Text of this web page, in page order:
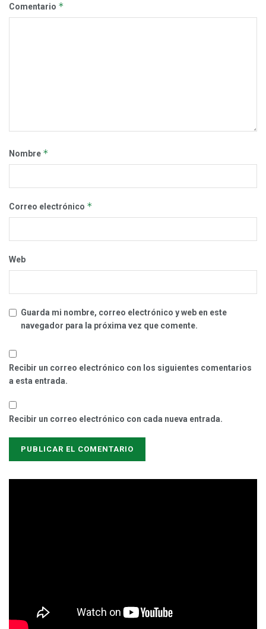
Comentario *
Nombre *
Correo electrónico *
Web
Guarda mi nombre, correo electrónico y web en este
navegador para la próxima vez que comente.
Recibir un correo electrónico con los siguientes comentarios
a esta entrada.
Recibir un correo electrónico con cada nueva entrada.